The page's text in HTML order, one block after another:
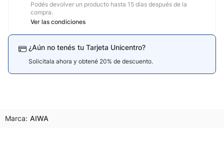
Podés devolver un producto hasta 15 días después de la
compra.
Ver las condiciones
¿Aún no tenés tu Tarjeta Unicentro?
Solicitala ahora y obtené 20% de descuento.
Marca: AIWA